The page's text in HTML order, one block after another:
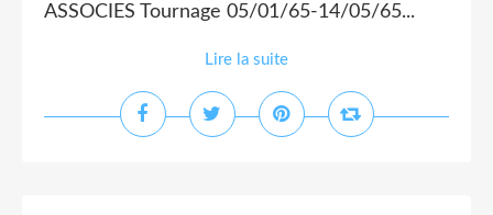
ASSOCIES Tournage 05/01/65-14/05/65...
Lire la suite